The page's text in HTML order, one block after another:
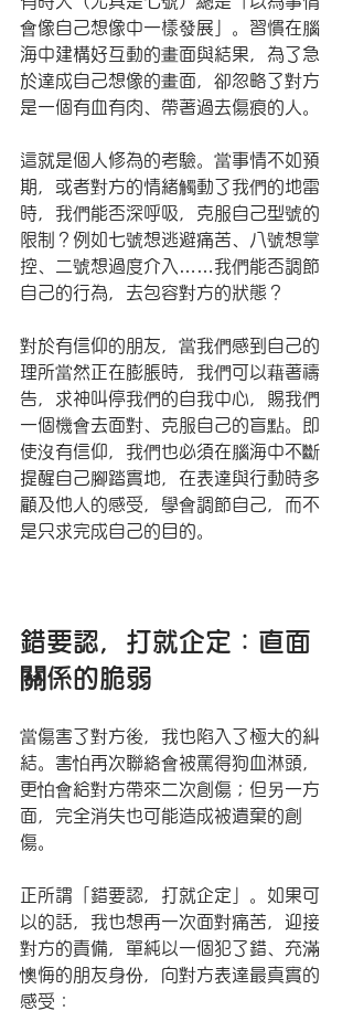
會像自己想像中一樣發展」。習慣在腦
海中建構好互動的畫面與結果，為了急
於達成自己想像的畫面，卻忽略了對方
是一個有血有肉、帶著過去傷痕的人。
這就是個人修為的考驗。當事情不如預
期，或者對方的情緒觸動了我們的地雷
時，我們能否深呼吸，克服自己型號的
限制？例如七號想逃避痛苦、八號想掌
控、二號想過度介入……我們能否調節
自己的行為，去包容對方的狀態？
對於有信仰的朋友，當我們感到自己的
理所當然正在膨脹時，我們可以藉著禱
告，求神叫停我們的自我中心，賜我們
一個機會去面對、克服自己的盲點。即
使沒有信仰，我們也必須在腦海中不斷
提醒自己腳踏實地，在表達與行動時多
顧及他人的感受，學會調節自己，而不
是只求完成自己的目的。
錯要認，打就企定：直面
關係的脆弱
當傷害了對方後，我也陷入了極大的糾
結。害怕再次聯絡會被罵得狗血淋頭，
更怕會給對方帶來二次創傷；但另一方
面，完全消失也可能造成被遺棄的創
傷。
正所謂「錯要認，打就企定」。如果可
以的話，我也想再一次面對痛苦，迎接
對方的責備，單純以一個犯了錯、充滿
懊悔的朋友身份，向對方表達最真實的
感受：